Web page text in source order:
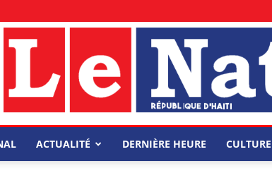
ACTUALITÉ DERNIÈRE HEURE CULTURE